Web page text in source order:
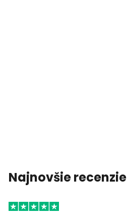
Najnovšie recenzie